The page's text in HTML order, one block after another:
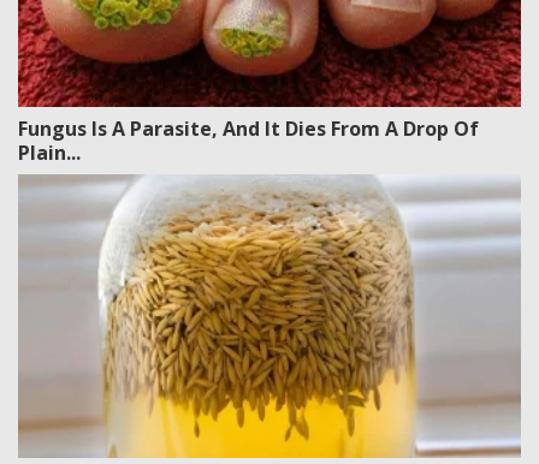
Fungus Is A Parasite, And It Dies From A Drop Of
Plain...